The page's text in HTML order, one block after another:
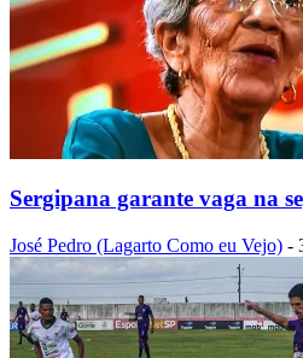
Sergipana garante vaga na
José Pedro (Lagarto Como eu Vejo) -